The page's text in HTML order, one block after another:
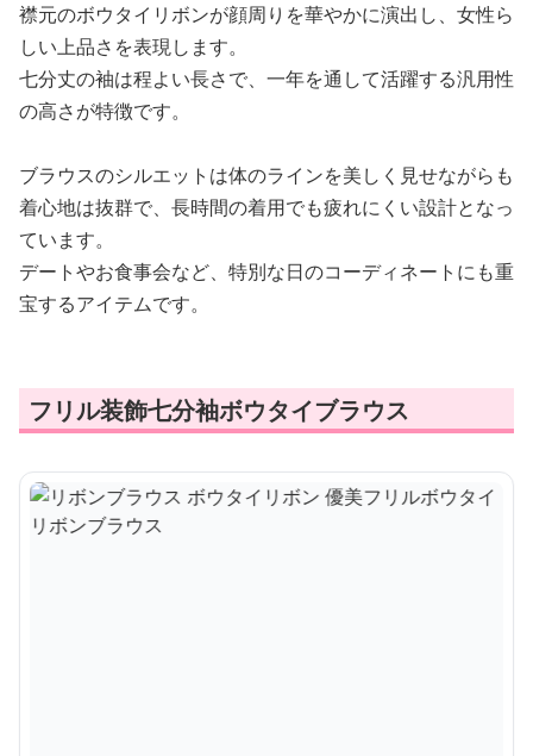
襟元のボウタイリボンが顔周りを華やかに演出し、女性ら
しい上品さを表現します。
七分丈の袖は程よい長さで、一年を通して活躍する汎用性
の高さが特徴です。
ブラウスのシルエットは体のラインを美しく見せながらも
着心地は抜群で、長時間の着用でも疲れにくい設計となっ
ています。
デートやお食事会など、特別な日のコーディネートにも重
宝するアイテムです。
フリル装飾七分袖ボウタイブラウス